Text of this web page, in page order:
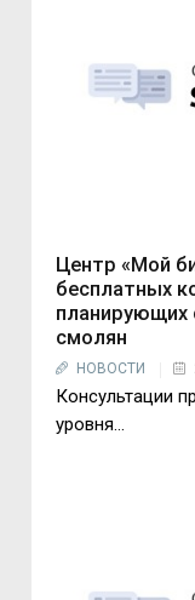
Центр «Мой
бесплатных
планирующих
смолян
НОВОСТИ
Консультации
уровня…